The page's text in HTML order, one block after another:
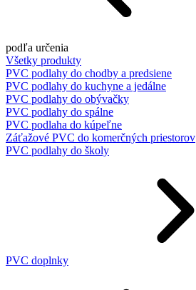
podľa určenia
Všetky produkty
PVC podlahy do chodby a predsiene
PVC podlahy do kuchyne a jedálne
PVC podlahy do obývačky
PVC podlahy do spálne
PVC podlaha do kúpeľne
Záťažové PVC do komerčných priestorov
PVC podlahy do školy
PVC doplnky